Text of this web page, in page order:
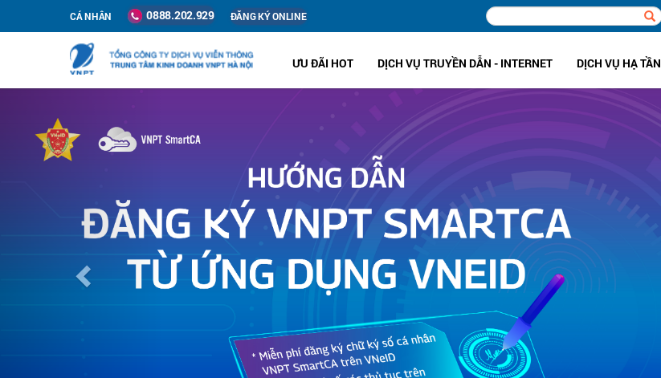
CÁ NHÂN 0888.202.929 ĐĂNG KÝ ONLINE
ƯU ĐÃI HOT DỊCH VỤ TRUYỀN DẪN - INTERNET DỊCH VỤ HẠ